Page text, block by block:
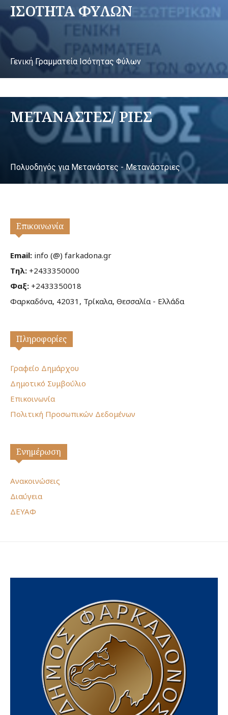
ΙΣΟΤΗΤΑ ΦΥΛΩΝ
Γενική Γραμματεία Ισότητας Φύλων
ΜΕΤΑΝΑΣΤΕΣ/ ΡΙΕΣ
Πολυοδηγός για Μετανάστες - Μετανάστριες
Επικοινωνία
Email: info (@) farkadona.gr
Τηλ: +2433350000
Φαξ: +2433350018
Φαρκαδόνα, 42031, Τρίκαλα, Θεσσαλία - Ελλάδα
Πληροφορίες
Γραφείο Δημάρχου
Δημοτικό Συμβούλιο
Επικοινωνία
Πολιτική Προσωπικών Δεδομένων
Ενημέρωση
Ανακοινώσεις
Διαύγεια
ΔΕΥΑΦ